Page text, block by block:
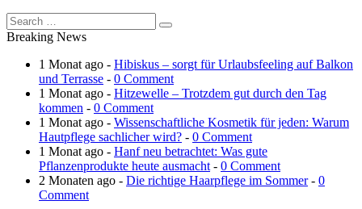
Breaking News
1 Monat ago - Hibiskus – sorgt für Urlaubsfeeling auf Balkon
und Terrasse - 0 Comment
1 Monat ago - Hitzewelle – Trotzdem gut durch den Tag
kommen - 0 Comment
1 Monat ago - Wissenschaftliche Kosmetik für jeden: Warum
Hautpflege sachlicher wird? - 0 Comment
1 Monat ago - Hanf neu betrachtet: Was gute
Pflanzenprodukte heute ausmacht - 0 Comment
2 Monaten ago - Die richtige Haarpflege im Sommer- 0
Comment